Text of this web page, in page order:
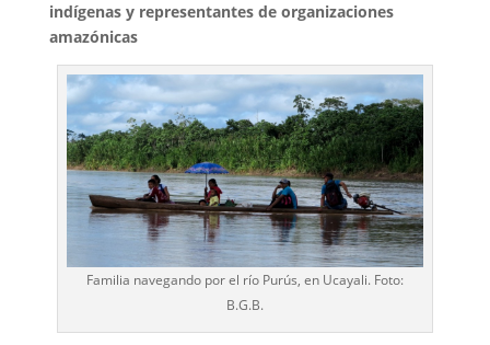
indígenas y representantes de organizaciones
amazónicas
Familia navegando por el río Purús, en Ucayali. Foto:
B.G.B.